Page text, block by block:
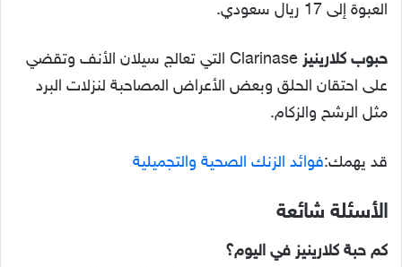
العبوة إلى 17 ريال سعودي.
حبوب كلارينيز Clarinase التي تعالج سيلان الأنف وتقضي
على احتقان الحلق وبعض الأعراض المصاحبة لنزلات البرد
مثل الرشح والزكام.
قد يهمك:فوائد الزنك الصحية والتجميلية
الأسئلة شائعة
كم حبة كلارينيز في اليوم؟